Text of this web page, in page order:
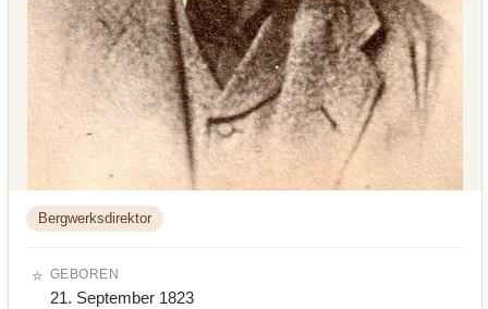
Bergwerksdirektor
⭐ GEBOREN
21. September 1823